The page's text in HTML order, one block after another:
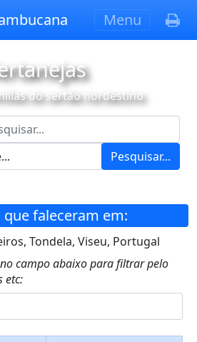
Menu
do sertão nordestino
Pesquisar...
que faleceram em:
Tondela, Viseu, Portugal
campo abaixo para filtrar pelo
etc: